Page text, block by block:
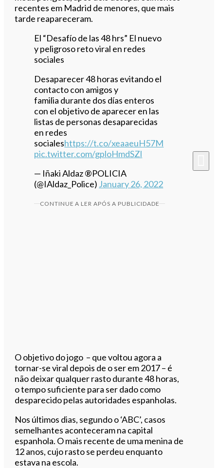
recentes em Madrid de menores, que mais
tarde reapareceram.
El “Desafío de las 48 hrs” El nuevo
y peligroso reto viral en redes
sociales
Desaparecer 48 horas evitando el
contacto con amigos y
familia durante dos días enteros
con el objetivo de aparecer en las
listas de personas desaparecidas
en redes
socialeshttps://t.co/xeaaeuH57M
pic.twitter.com/gploHmdSZl
— Iñaki Aldaz ®️POLICIA
(@IAldaz_Police) January 26, 2022
CONTINUE A LER APÓS A PUBLICIDADE
O objetivo do jogo – que voltou agora a
tornar-se viral depois de o ser em 2017 – é
não deixar qualquer rasto durante 48 horas,
o tempo suficiente para ser dado como
desparecido pelas autoridades espanholas.
Nos últimos dias, segundo o ‘ABC’, casos
semelhantes aconteceram na capital
espanhola. O mais recente de uma menina de
12 anos, cujo rasto se perdeu enquanto
estava na escola.